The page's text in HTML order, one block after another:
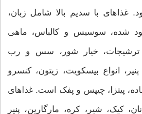
با سدیم بالا شامل زبان،
شده، سوسیس و کالباس، ماهی
ترشیجات، خیار شور، سس و رب
انواع بیسکویت، زیتون، کنسرو
پیتزا، چیپس و پفک است. غذاهای
کیک، شیر، کره، مارگارین، پنیر